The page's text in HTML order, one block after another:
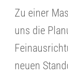
Zu einer
uns die
neuen